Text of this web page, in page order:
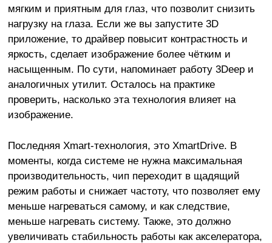
мягким и приятным для глаз, что позволит снизить
нагрузку на глаза. Если же вы запустите 3D
приложение, то драйвер повысит контрастность и
яркость, сделает изображение более чётким и
насыщенным. По сути, напоминает работу 3Deep и
аналогичных утилит. Осталось на практике
проверить, насколько эта технология влияет на
изображение.
Последняя Xmart-технология, это XmartDrive. В
моменты, когда системе не нужна максимальная
производительность, чип переходит в щадящий
режим работы и снижает частоту, что позволяет ему
меньше нагреваться самому, и как следствие,
меньше нагревать систему. Также, это должно
увеличивать стабильность работы как акселератора,